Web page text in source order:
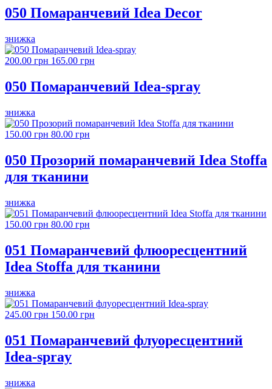
050 Помаранчевий Idea Decor
знижка
200.00 грн 165.00 грн
050 Помаранчевий Idea-spray
знижка
150.00 грн 80.00 грн
050 Прозорий помаранчевий Idea Stoffa
для тканини
знижка
150.00 грн 80.00 грн
051 Помаранчевий флюоресцентний
Idea Stoffa для тканини
знижка
245.00 грн 150.00 грн
051 Помаранчевий флуоресцентний
Idea-spray
знижка